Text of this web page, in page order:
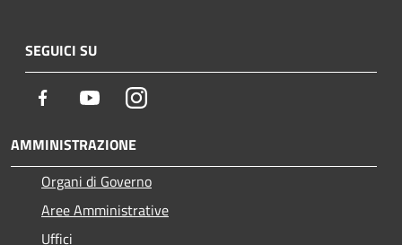
SEGUICI SU
Facebook YoutubeInstagram
AMMINISTRAZIONE
Organi di Governo
Aree Amministrative
Uffici